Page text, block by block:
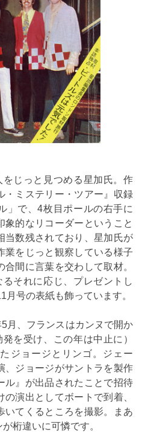
じっと見つめる星加氏。作
・ミステリー・ツアー』収録
」で、4枚目ポールの右手に
象的なリコーダーということ
当数残されており、星加氏が
業をじっと観察している様子
間に言葉を交わして取材。
それに応じ、プレゼントし
号の表紙も飾っています。
月、フランスはカンヌで開か
を受け、この年は中止に）
ジョージとリンゴ。ジェー
、ジョージがサントラを製作
ル』が出品されたことで招待
演出としてボートで到着、
いてくるところを撮影。まあ
桁違いに可憐です。